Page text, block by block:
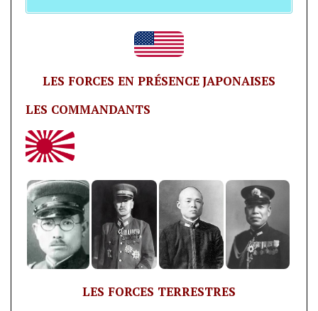
LES FORCES EN PRÉSENCEJAPONAISES
LES COMMANDANTS
LES FORCES TERRESTRES